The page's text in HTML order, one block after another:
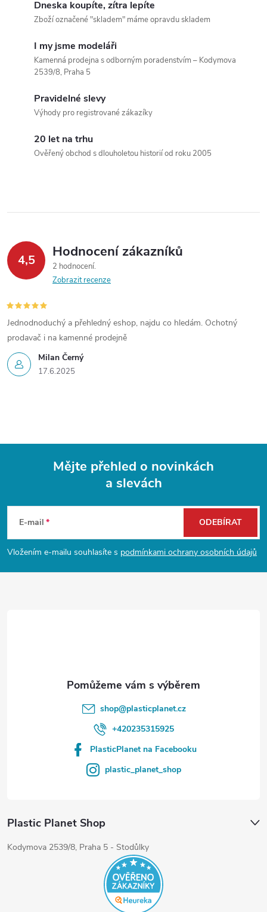
k
y
v
ý
p
i
Dneska koupíte, zítra lepíte
Zboží označené "skladem" máme opravdu skladem
I my jsme modeláři
Kamenná prodejna s odborným poradenstvím – Kodymova
2539/8, Praha 5
Pravidelné slevy
Výhody pro registrované zákazíky
20 let na trhu
Ověřený obchod s dlouholetou historií od roku 2005
4,5 Hodnocení zákazníků
2 hodnocení
Zobrazit recenze
Milan Černý
17.6.2025
Jednodnoduchý a přehledný eshop, najdu co hledám. Ochotný
prodavač i na kamenné prodejně
p
Mějte přehled o novinkách
a slevách
E-mail
Vložením e-mailu souhlasíte s podmínkami ochrany osobních údajů
ODEBÍRAT
shop@plasticplanet.cz
+420235315925
PlasticPlanet na Facebooku
plastic_planet_shop
Plastic Planet Shop
Kodymova 2539/8, Praha 5 - Stodůlky